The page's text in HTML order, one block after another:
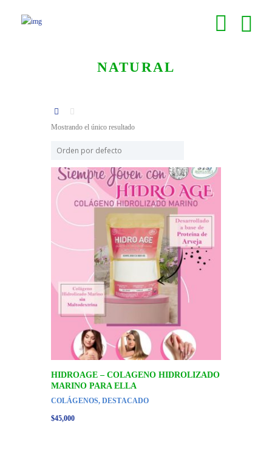
NATURAL
Mostrando el único resultado
HIDROAGE – COLAGENO HIDROLIZADO
MARINO PARA ELLA
COLÁGENOS,DESTACADO
$45,000